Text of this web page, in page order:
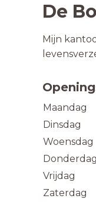
De
Mijn
Maandag
Dinsdag
Woensdag
Donderdag
Vrijdag
Zaterdag